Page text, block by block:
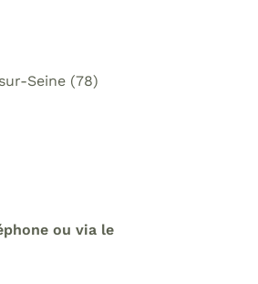
Seine (78)
ou via le